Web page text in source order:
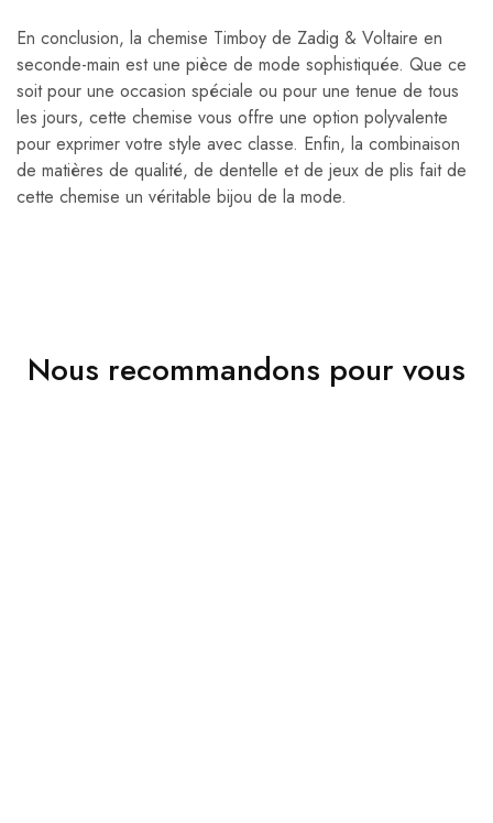
En conclusion, la chemise Timboy de Zadig & Voltaire en
seconde-main est une pièce de mode sophistiquée. Que ce
soit pour une occasion spéciale ou pour une tenue de tous
les jours, cette chemise vous offre une option polyvalente
pour exprimer votre style avec classe. Enfin, la combinaison
de matières de qualité, de dentelle et de jeux de plis fait de
cette chemise un véritable bijou de la mode.
Nous recommandons pour vous